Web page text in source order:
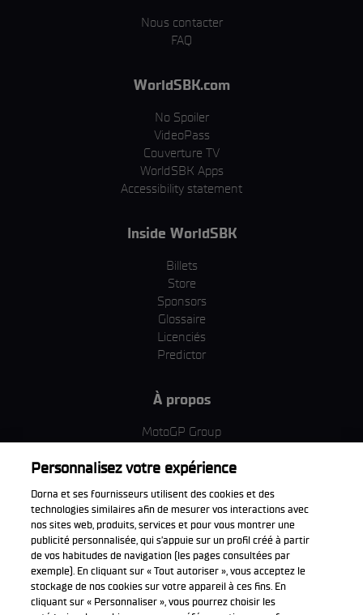
Nous contacter
FAQ
WorldSBK.com
No Spoiler
VideoPass
Couverture TV
WorldSBK Apps
Accessibility statement
Inside WorldSBK
Billets
Store
Sponsors
Glossaire
Licenciés
Predictor
À propos
MotoGP Group
Termes et conditions d'utilisation
Politique de confidentialité
Politique d’achat
Télécharger l'appli officiell
Personnalisez votre expérience
Dorna et ses fournisseurs utilisent des cookies et des
technologies similaires afin de mesurer vos interactions avec
nos sites web, produits, services et pour vous montrer une
publicité personnalisée, qui s’appuie sur un profil créé à partir
de vos habitudes de navigation (les pages consultées par
exemple). En cliquant sur « Tout autoriser », vous acceptez le
stockage de nos cookies sur votre appareil à ces fins. En
cliquant sur « Personnaliser », vous pourrez choisir les